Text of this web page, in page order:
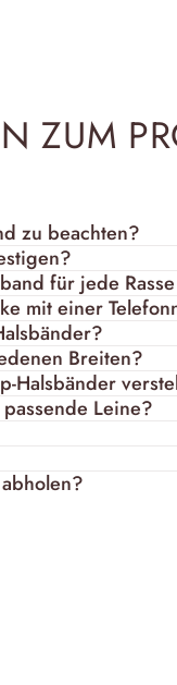
ZUM
zu beachten?
für jede
mit einer
Breiten?
Halsbänder
Leine?